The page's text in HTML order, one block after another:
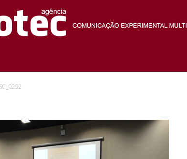
Fotec